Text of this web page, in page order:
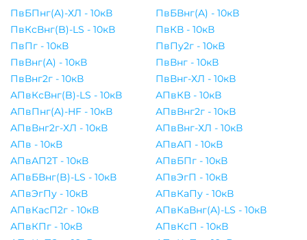
ПвБПнг(A)-ХЛ - 10кВ
ПвБВнг(A) - 10кВ
ПвКсВнг(B)-LS - 10кВ
ПвКВ - 10кВ
ПвПг - 10кВ
ПвПу2г - 10кВ
ПвВнг(A) - 10кВ
ПвВнг - 10кВ
ПвВнг2г - 10кВ
ПвВнг-ХЛ - 10кВ
АПвКсВнг(B)-LS - 10кВ
АПвКВ - 10кВ
АПвПнг(A)-HF - 10кВ
АПвВнг2г - 10кВ
АПвВнг2г-ХЛ - 10кВ
АПвВнг-ХЛ - 10кВ
АПв - 10кВ
АПвАП - 10кВ
АПвАП2Т - 10кВ
АПвБПг - 10кВ
АПвБВнг(B)-LS - 10кВ
АПвЭгП - 10кВ
АПвЭгПу - 10кВ
АПвКаПу - 10кВ
АПвКасП2г - 10кВ
АПвКаВнг(A)-LS - 10кВ
АПвКПг - 10кВ
АПвКсП - 10кВ